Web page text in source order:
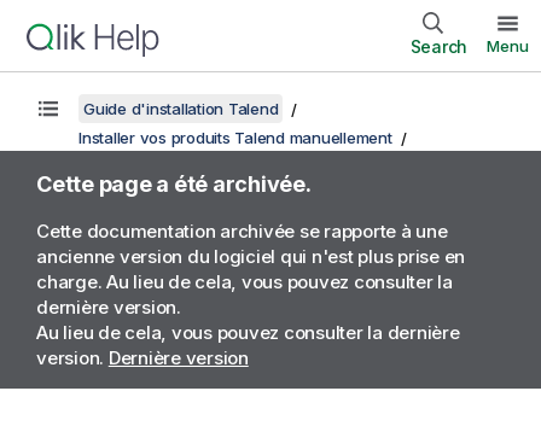
Search Menu
Guide d'installation Talend
Installer vos produits Talend manuellement
Cette page a été archivée.
Cette documentation archivée se rapporte à une
ancienne version du logiciel qui n'est plus prise en
charge. Au lieu de cela, vous pouvez consulter la
dernière version.
Au lieu de cela, vous pouvez consulter la dernière
version. Dernière version